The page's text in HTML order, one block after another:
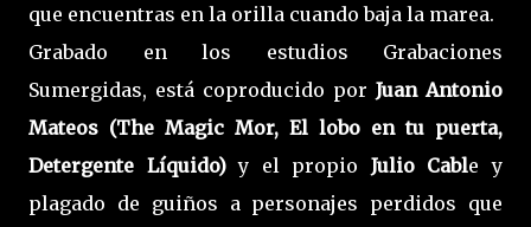
que encuentras en la orilla cuando baja la marea.
Grabado en los estudios Grabaciones
Sumergidas, está coproducido por Juan Antonio
Mateos (The Magic Mor, El lobo en tu puerta,
Detergente Líquido)y el propio Julio Cable y
plagado de guiños a personajes perdidos que